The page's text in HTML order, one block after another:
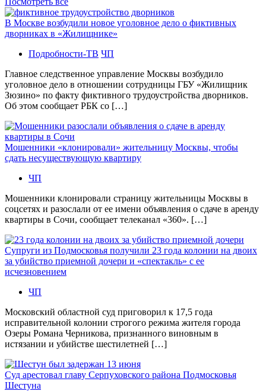
В Москве возбудили новое уголовное дело о фиктивных
дворниках в «Жилищнике»
Подробности-ТВ ЧП
Главное следственное управление Москвы возбудило
уголовное дело в отношении сотрудницы ГБУ «Жилищник
Зюзино» по факту фиктивного трудоустройства дворников.
Об этом сообщает РБК со […]
Мошенники «клонировали» жительницу Москвы, чтобы
сдать несуществующую квартиру
ЧП
Мошенники клонировали страницу жительницы Москвы в
соцсетях и разослали от ее имени объявления о сдаче в аренду
квартиры в Сочи, сообщает телеканал «360». […]
Супруги из Подмосковья получили 23 года колонии на двоих
за убийство приемной дочери и «спектакль» с ее
исчезновением
ЧП
Московский областной суд приговорил к 17,5 года
исправительной колонии строгого режима жителя города
Озеры Романа Черникова, признанного виновным в
истязании и убийстве шестилетней […]
Суд арестовал главу Серпуховского района Подмосковья
Шестуна